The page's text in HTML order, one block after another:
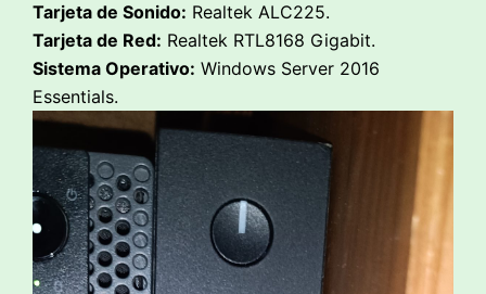
Tarjeta de Sonido: Realtek ALC225.
Tarjeta de Red: Realtek RTL8168 Gigabit.
Sistema Operativo: Windows Server 2016
Essentials.